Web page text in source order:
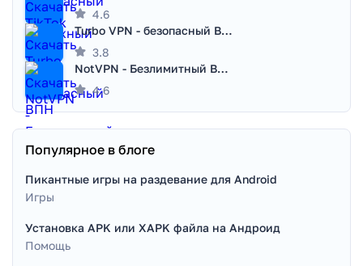
4.6
Turbo VPN - безопасный ВПН
3.8
NotVPN - Безлимитный ВПН | VPN
4.6
Популярное в блоге
Пикантные игры на раздевание для Android
Игры
Установка APK или XAPK файла на Андроид
Помощь